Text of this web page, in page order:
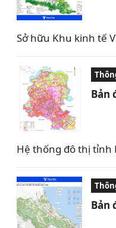
Sở hữu Khu kinh tế
Bản
Hệ thống đô thị tỉnh
Bản